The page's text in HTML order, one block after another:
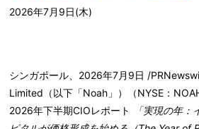
2026年7月9日(木)
シンガポール、2026年7月9日 /
Limited（以下「Noah」）（NYSE：
2026年下半期CIOレポート
「実現の年